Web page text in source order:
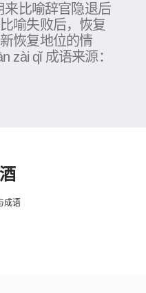
来比喻辞官隐退后
喻失败后，恢复
恢复地位的情
zài qǐ 成语来源：
成语